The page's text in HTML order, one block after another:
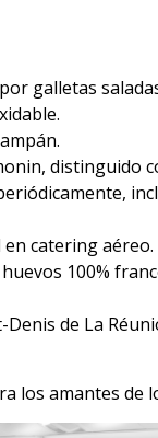
galletas
distinguido
catering aéreo.
100%
de La
los amantes de